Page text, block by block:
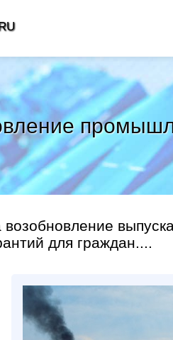
для граждан....